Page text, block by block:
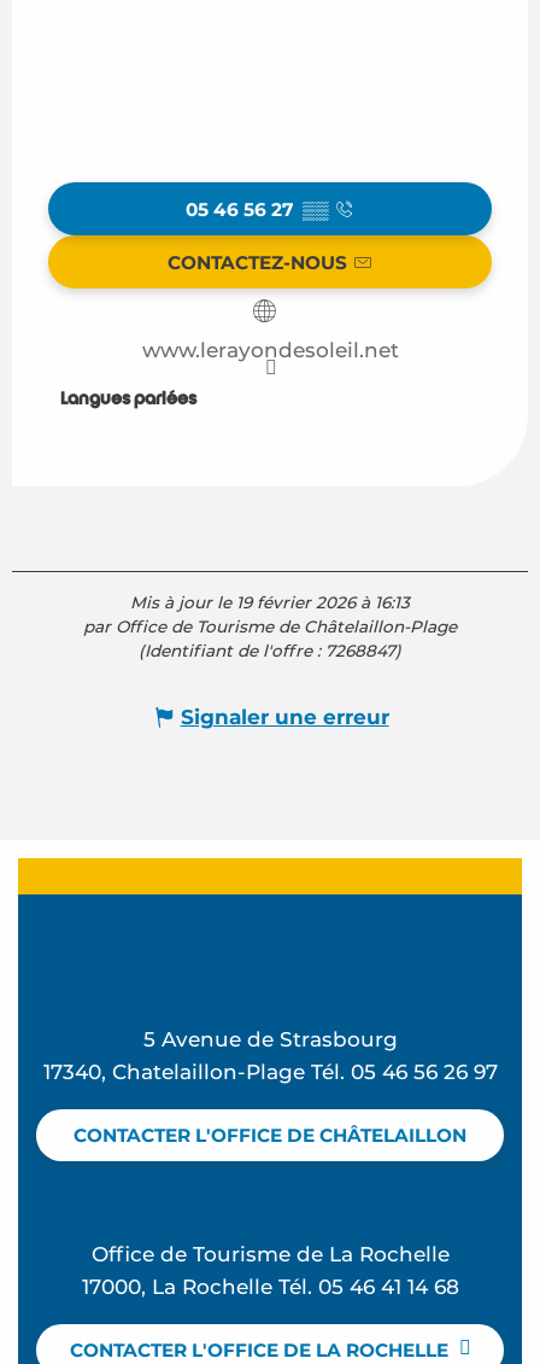
05 46 56 27 ▒▒
CONTACTEZ-NOUS
www.lerayondesoleil.net
Langues parlées
Langues parlées
Mis à jour le 19 février 2026 à 16:13
par Office de Tourisme de Châtelaillon-Plage
(Identifiant de l'offre : 7268847)
Signaler une erreur
5 Avenue de Strasbourg
17340, Chatelaillon-Plage Tél. 05 46 56 26 97
CONTACTER L'OFFICE DE CHÂTELAILLON
Office de Tourisme de La Rochelle
17000, La Rochelle Tél. 05 46 41 14 68
CONTACTER L'OFFICE DE LA ROCHELLE